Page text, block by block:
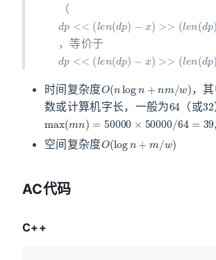
（pxe
<<
，等价于
d p<<( e
时间复杂度 ，
数或计算机字长，一般为
64
（或
max(mn)=50000 50000/ 64=
空间复杂度
O ( log n + m /w)
AC代码
C++